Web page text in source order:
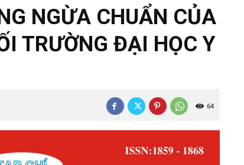
NGỪA CHUẨN CỦA
TRƯỜNG ĐẠI HỌC Y
64